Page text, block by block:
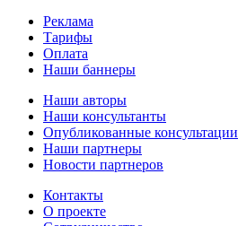
Реклама
Тарифы
Оплата
Наши баннеры
Наши авторы
Наши консультанты
Опубликованные консультации
Наши партнеры
Новости партнеров
Контакты
О проекте